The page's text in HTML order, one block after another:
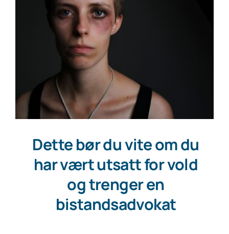
Dette bør du vite om du
har vært utsatt for vold
og trenger en
bistandsadvokat